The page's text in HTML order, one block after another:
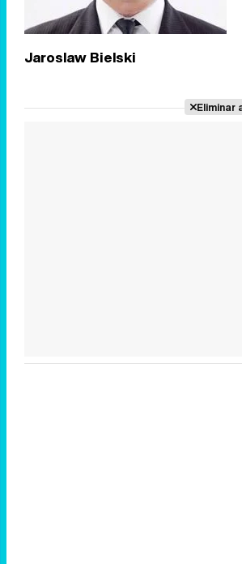
Jaroslaw Bielski
Eliminar